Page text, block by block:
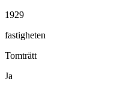
1929
fastigheten
Tomträtt
Ja